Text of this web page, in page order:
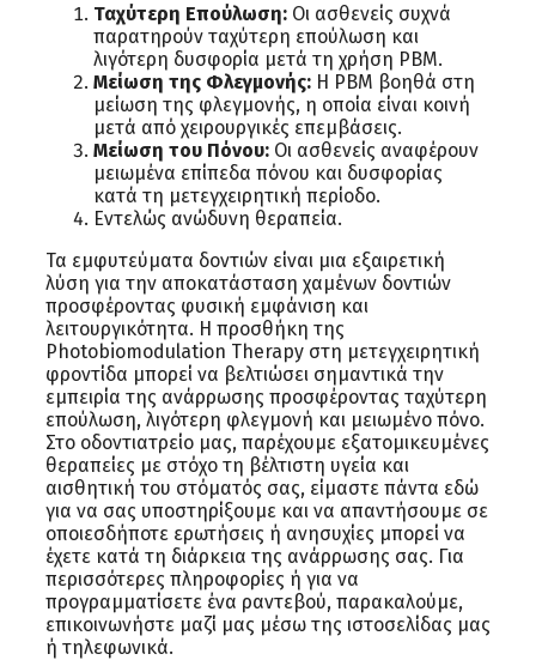
Ταχύτερη Επούλωση: Οι ασθενείς συχνά
παρατηρούν ταχύτερη επούλωση και
λιγότερη δυσφορία μετά τη χρήση PBM.
Μείωση της Φλεγμονής: Η PBM βοηθά στη
μείωση της φλεγμονής, η οποία είναι κοινή
μετά από χειρουργικές επεμβάσεις.
Μείωση του Πόνου: Οι ασθενείς αναφέρουν
μειωμένα επίπεδα πόνου και δυσφορίας
κατά τη μετεγχειρητική περίοδο.
Εντελώς ανώδυνη θεραπεία.
Τα εμφυτεύματα δοντιών είναι μια εξαιρετική
λύση για την αποκατάσταση χαμένων δοντιών
προσφέροντας φυσική εμφάνιση και
λειτουργικότητα. Η προσθήκη της
Photobiomodulation Therapy στη μετεγχειρητική
φροντίδα μπορεί να βελτιώσει σημαντικά την
εμπειρία της ανάρρωσης προσφέροντας ταχύτερη
επούλωση, λιγότερη φλεγμονή και μειωμένο πόνο.
Στο οδοντιατρείο μας, παρέχουμε εξατομικευμένες
θεραπείες με στόχο τη βέλτιστη υγεία και
αισθητική του στόματός σας, είμαστε πάντα εδώ
για να σας υποστηρίξουμε και να απαντήσουμε σε
οποιεσδήποτε ερωτήσεις ή ανησυχίες μπορεί να
έχετε κατά τη διάρκεια της ανάρρωσης σας. Για
περισσότερες πληροφορίες ή για να
προγραμματίσετε ένα ραντεβού, παρακαλούμε,
επικοινωνήστε μαζί μας μέσω της ιστοσελίδας μας
ή τηλεφωνικά.